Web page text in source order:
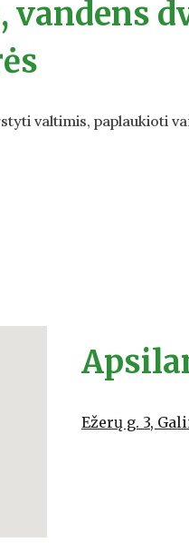
vandens
valtimis, paplaukioti
Ežerų g. 3,